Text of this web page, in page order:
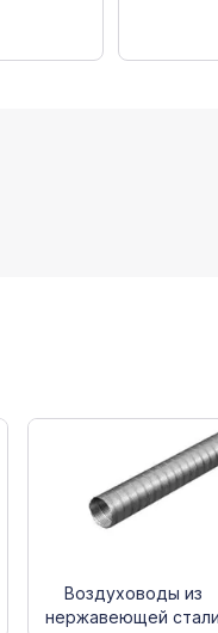
Воздуховоды из
нержавеющей стали